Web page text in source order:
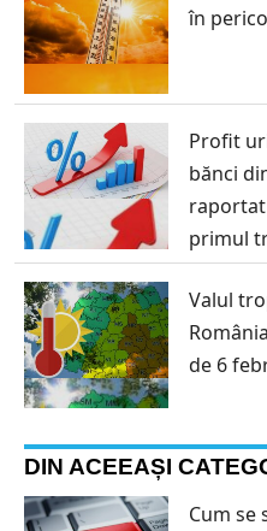
în
Profit
bănci
raportat
primul
Valul
de 6
DIN ACEEAȘI
Cum se